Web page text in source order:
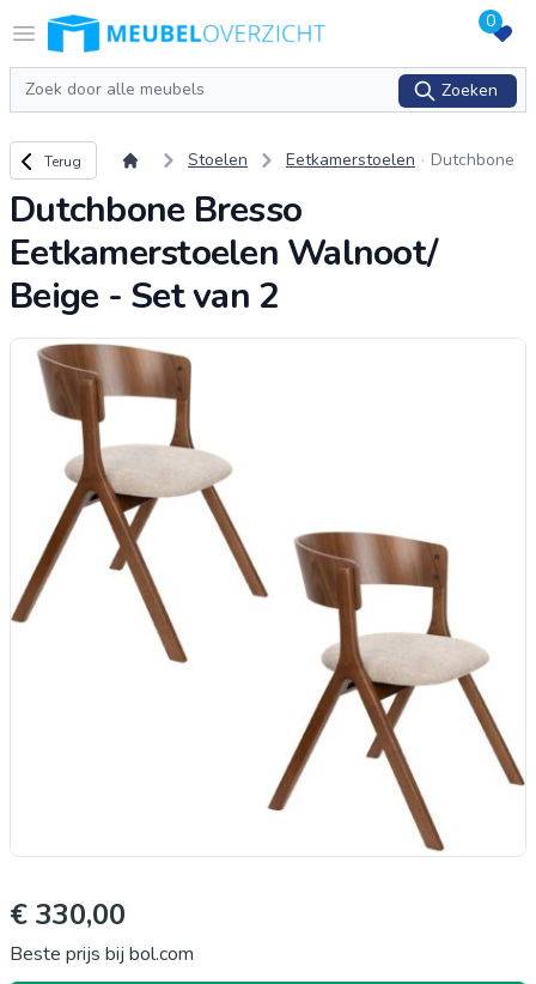
Open menu
Logo Meubeloverzicht.nl 0
Zoeken
Zoeken
Terug naar overzicht
Terug Stoelen Eetkamerstoelen
Dutchbone
Walnoot/ B
eige - Set v
Dutchbone Bresso
Eetkamerstoelen Walnoot/
Beige - Set van 2
€ 330,00
Beste prijs bij bol.com